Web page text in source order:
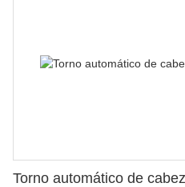
Torno automático de